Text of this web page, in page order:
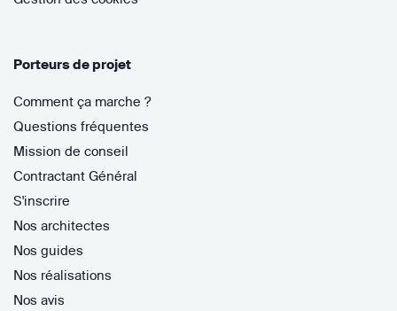
Porteurs de projet
Comment ça marche ?
Questions fréquentes
Mission de conseil
Contractant Général
S'inscrire
Nos architectes
Nos guides
Nos réalisations
Nos avis